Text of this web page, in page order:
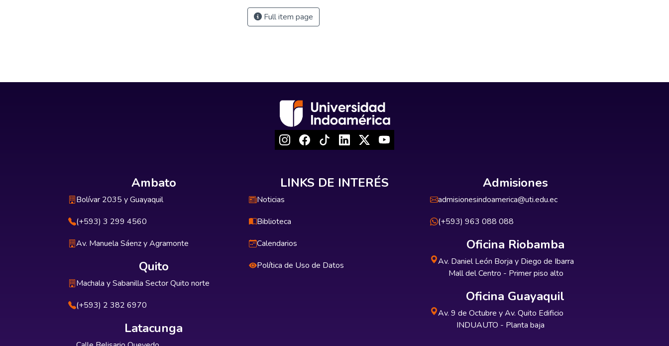
Full item page
Ambato
Bolívar 2035 y Guayaquil
(+593) 3 299 4560
Av. Manuela Sáenz y Agramonte
Quito
Machala y Sabanilla Sector Quito norte
(+593) 2 382 6970
Latacunga
LINKS DE INTERÉS
Noticias
Biblioteca
Calendarios
Política de Uso de Datos
Admisiones
admisionesindoamerica@uti.edu.ec
(+593) 963 088 088
Oficina Riobamba
Av. Daniel León Borja y Diego de Ibarra
Mall del Centro - Primer piso alto
Oficina Guayaquil
Av. 9 de Octubre y Av. Quito Edificio
INDUAUTO - Planta baja